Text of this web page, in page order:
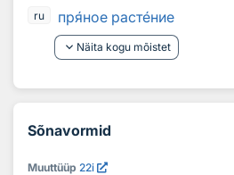
ru пряное растение
keyboard_arrow_down Näita kogu mõistet
Sõnavormid
Muuttüüp 22i